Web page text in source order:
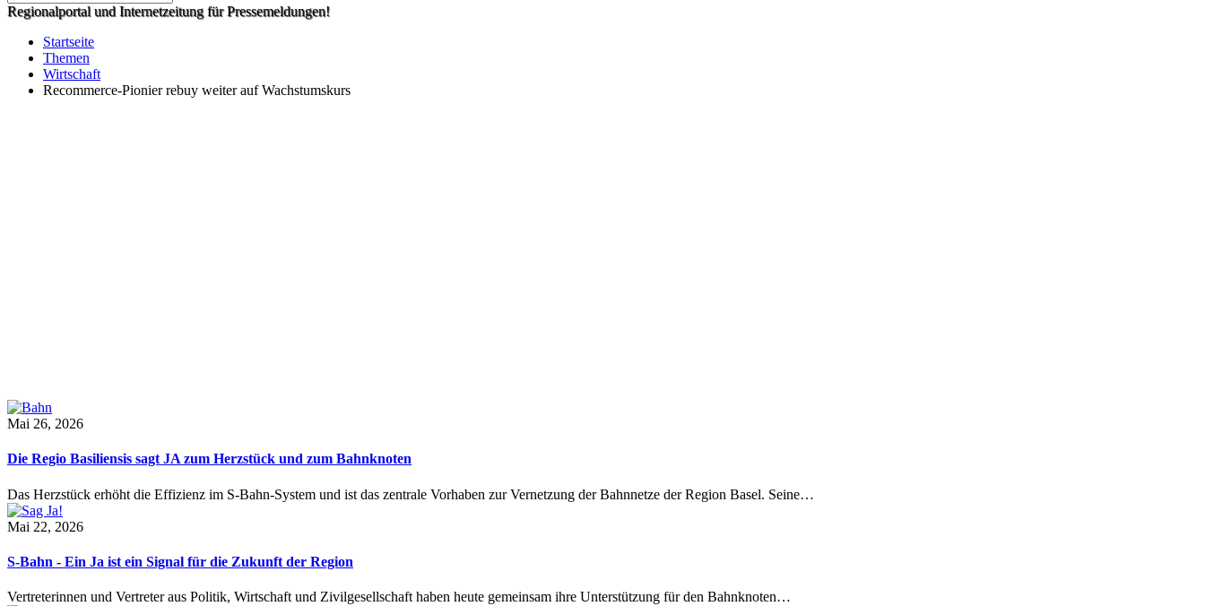
Regionalportal und Internetzeitung für Pressemeldungen!
Startseite
Themen
Wirtschaft
Recommerce-Pionier rebuy weiter auf Wachstumskurs
Mai 26, 2026
Die Regio Basiliensis sagt JA zum Herzstück und zum Bahnknoten
Das Herzstück erhöht die Effizienz im S-Bahn-System und ist das zentrale Vorhaben zur Vernetzung der Bahnnetze der Region Basel. Seine…
Mai 22, 2026
S-Bahn - Ein Ja ist ein Signal für die Zukunft der Region
Vertreterinnen und Vertreter aus Politik, Wirtschaft und Zivilgesellschaft haben heute gemeinsam ihre Unterstützung für den Bahnknoten…